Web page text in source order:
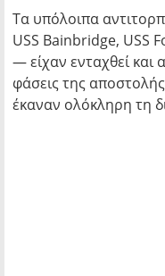
Τα υπόλοιπα
USS Bainbridge, USS
— είχαν ενταχθεί και
φάσεις της
έκαναν ολόκληρη τη